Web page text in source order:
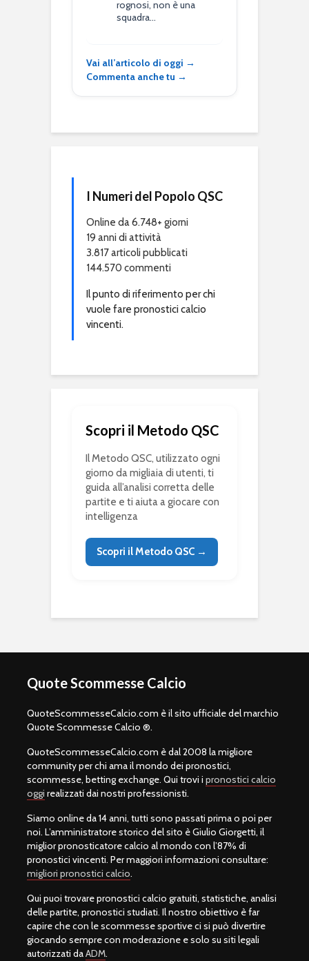
rognosi, non è una
squadra…
Vai all’articolo di oggi →
Commenta anche tu →
I Numeri del Popolo QSC
Online da 6.748+ giorni
19 anni di attività
3.817 articoli pubblicati
144.570 commenti
Il punto di riferimento per chi
vuole fare pronostici calcio
vincenti.
Scopri il Metodo QSC
Il Metodo QSC, utilizzato ogni
giorno da migliaia di utenti, ti
guida all’analisi corretta delle
partite e ti aiuta a giocare con
intelligenza
Scopri il Metodo QSC →
Quote Scommesse Calcio
QuoteScommesseCalcio.com è il sito ufficiale del marchio
Quote Scommesse Calcio ®.
QuoteScommesseCalcio.com è dal 2008 la migliore
community per chi ama il mondo dei pronostici,
scommesse, betting exchange. Qui trovi i pronostici calcio
oggi realizzati dai nostri professionisti.
Siamo online da 14 anni, tutti sono passati prima o poi per
noi. L’amministratore storico del sito è Giulio Giorgetti, il
miglior pronosticatore calcio al mondo con l’87% di
pronostici vincenti. Per maggiori informazioni consultare:
migliori pronostici calcio.
Qui puoi trovare pronostici calcio gratuiti, statistiche, analisi
delle partite, pronostici studiati. Il nostro obiettivo è far
capire che con le scommesse sportive ci si può divertire
giocando sempre con moderazione e solo su siti legali
autorizzati daADM.